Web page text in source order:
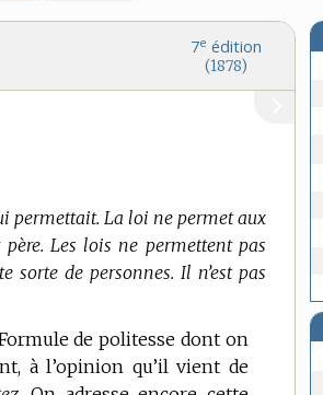
7e édition
(1878)
permettait. La loi ne permet aux
Les lois ne permettent pas
sorte de personnes. Il n’est pas
de politesse dont on
à l’opinion qu’il vient de